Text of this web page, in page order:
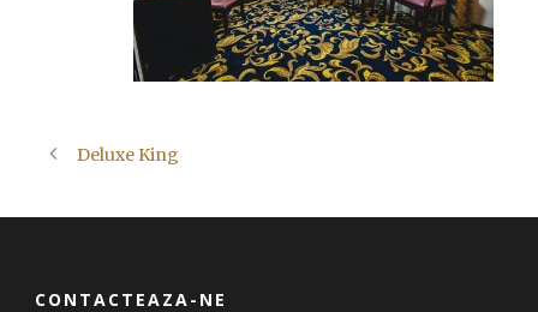
Deluxe King
CONTACTEAZA-NE